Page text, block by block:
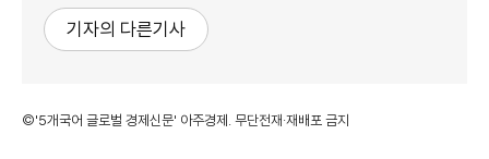
기자의 다른기사
©'5개국어 글로벌 경제신문' 아주경제. 무단전재·재배포 금지